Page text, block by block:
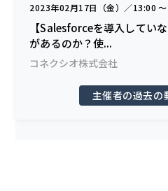
2023年02月17日（金）／13:00
【Salesforceを導入してい
があるのか？使...
コネクシオ株式会社
主催者の過去の